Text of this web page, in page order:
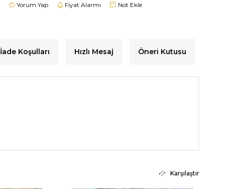
Yorum Yap Fiyat Alarmı Not Ekle
İade Koşulları Hızlı Mesaj Öneri Kutusu
Karşılaştır